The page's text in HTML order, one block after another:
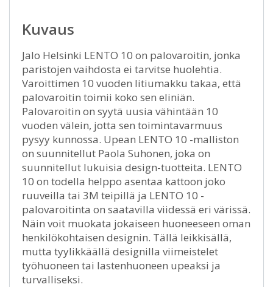
Kuvaus
Jalo Helsinki LENTO 10 on palovaroitin, jonka
paristojen vaihdosta ei tarvitse huolehtia.
Varoittimen 10 vuoden litiumakku takaa, että
palovaroitin toimii koko sen eliniän.
Palovaroitin on syytä uusia vähintään 10
vuoden välein, jotta sen toimintavarmuus
pysyy kunnossa. Upean LENTO 10 -malliston
on suunnitellut Paola Suhonen, joka on
suunnitellut lukuisia design-tuotteita. LENTO
10 on todella helppo asentaa kattoon joko
ruuveilla tai 3M teipillä ja LENTO 10 -
palovaroitinta on saatavilla viidessä eri värissä.
Näin voit muokata jokaiseen huoneeseen oman
henkilökohtaisen designin. Tällä leikkisällä,
mutta tyylikkäällä designilla viimeistelet
työhuoneen tai lastenhuoneen upeaksi ja
turvalliseksi.